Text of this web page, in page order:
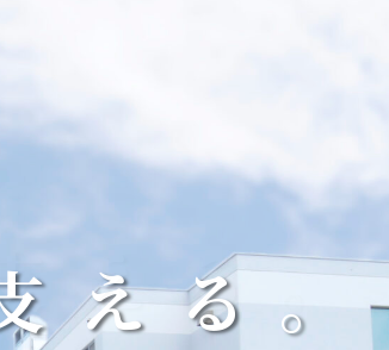
える。
える。
える。
える。
える。